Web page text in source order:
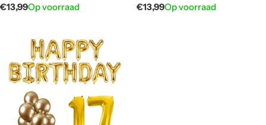
Normale
€13,99Op voorraad
Normale
€13,99Op voorraad